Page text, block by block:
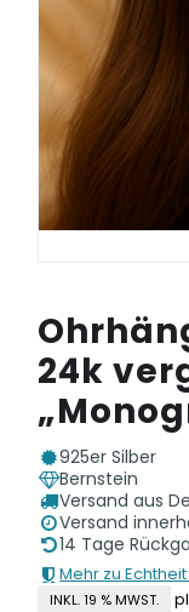
24k
925er Silber
Bernstein
Versand aus
Versand
14 Tage
Mehr zu
INKL. 19 % MWST.